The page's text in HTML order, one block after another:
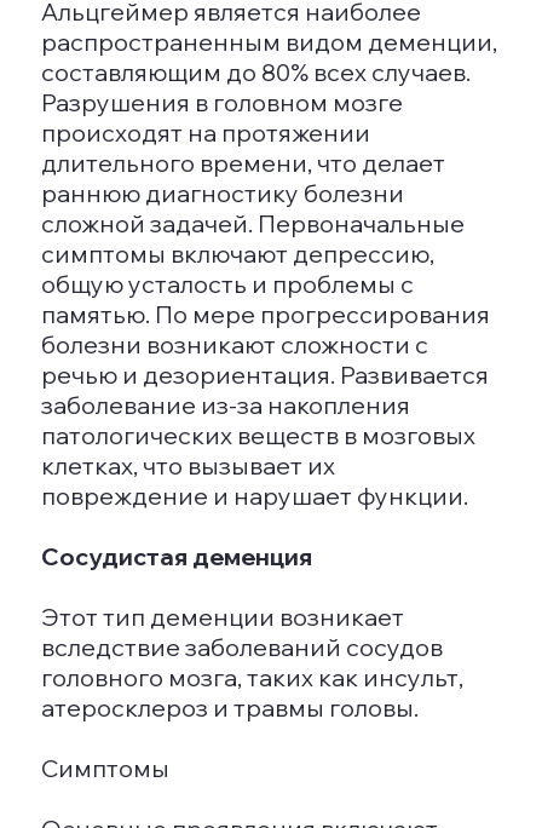
вызывает проблемы с памятью и
Болезнь Хантингтона
Это генетическое
нейродегенеративное расстройство
проявляется амнезией, агрессией,
координации. Данное заболевание
также известно как хорея
Гентингтона и может появиться в
возрасте 44-47 лет.
Продолжительность жизни после
появления симптомов составляет от
12 до 15 лет.
Алкогольная деменция
алкогольную деменцию, которая
возникает в результате длительного
расстройство приводит к
полную десоциализацию и утрату
способности к самообслуживанию.
алкоголе, разрушает
нейромедиаторные системы, что
приводит к серьезным нарушениям в
поведении, эмоциях и когнитивных
функциях. Согласно данным ВОЗ,
алкогольная деменция чаще всего
Финляндии, Азии и странах